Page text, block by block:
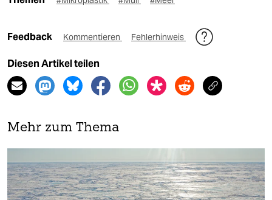
Feedback Kommentieren Fehlerhinweis
Diesen Artikel teilen
Mehr zum Thema